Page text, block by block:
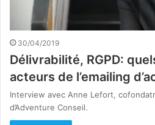
30/04/2019
Délivrabilité, RGPD:
acteurs de l’emailing
Interview avec Anne Lefort,
d’Adventure Conseil.